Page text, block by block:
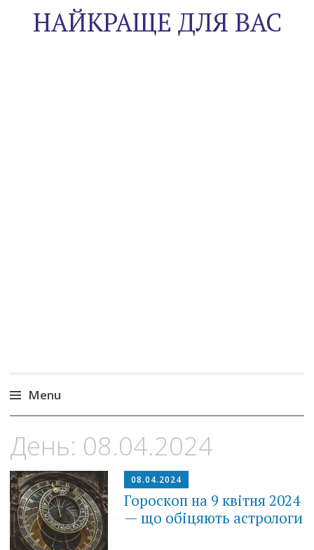
НАЙКРАЩЕ ДЛЯ ВАС
Menu
to
content
День: 08.04.2024
08.04.2024
Гороскоп на 9 квітня 2024
— що обіцяють астрологи